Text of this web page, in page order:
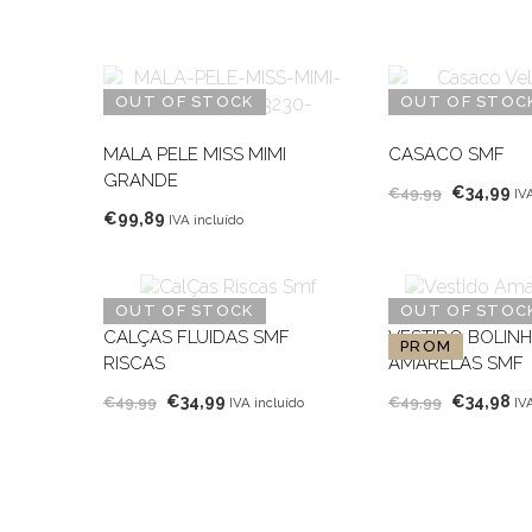
OUT OF STOCK
MALA PELE MISS MIMI
GRANDE
€99,89 IVA incluído
OUT OF
CASACO SMF
€49,99 O
€49,99.
€34,99 O
OUT OF STOCK
CALÇAS FLUIDAS SMF
RISCAS
€49,99 O
€34,99 O
IVA incluído
OUT OF
PROM
VESTIDO
AMARELAS SMF
€49,99 O
€34,98 O